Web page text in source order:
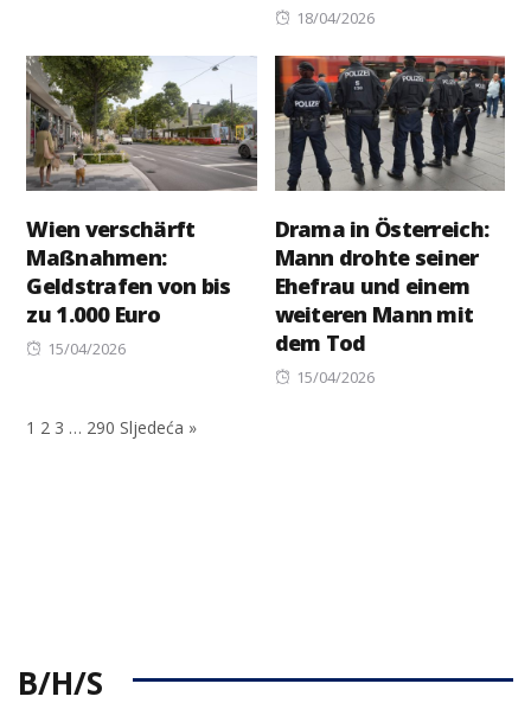
Posted
18/04/2026
Wien verschärft
Maßnahmen:
Geldstrafen von bis
zu 1.000 Euro
Posted
15/04/2026
Drama in Österreich:
Mann drohte seiner
Ehefrau und einem
weiteren Mann mit
dem Tod
Posted
15/04/2026
1 2 3 … 290 Sljedeća »
B/H/S